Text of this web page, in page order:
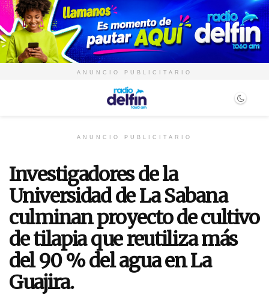
ANUNCIO PUBLICITARIO
ANUNCIO PUBLICITARIO
Investigadores de la
Universidad de La Sabana
culminan proyecto de cultivo
de tilapia que reutiliza más
del 90 % del agua en La
Guajira.